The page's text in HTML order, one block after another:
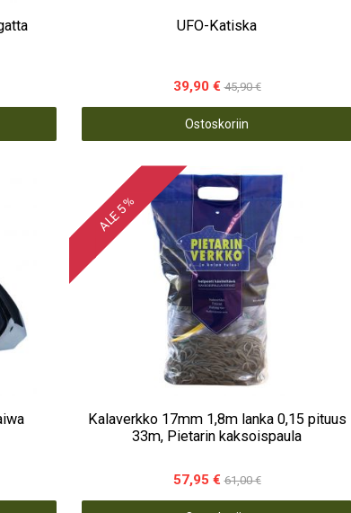
UFO-Katiska
39,90 € 45,90 €
Ostoskoriin
ALE 5 %
Kalaverkko 17mm 1,8m lanka 0,15 pituus
33m, Pietarin kaksoispaula
57,95 € 61,00 €